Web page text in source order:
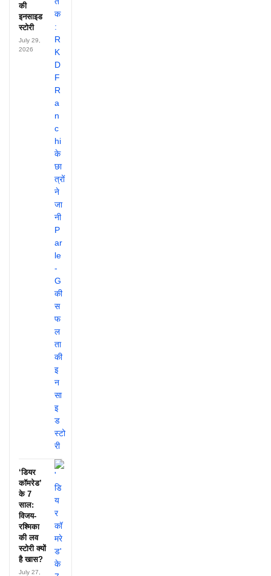
की
इनसाइड
स्टोरी
July 29,
2026
‘डियर
कॉमरेड’
के 7
साल:
विजय-
रश्मिका
की लव
स्टोरी क्यों
है खास?
July 27,